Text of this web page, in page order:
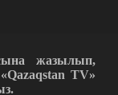
жазылып,
«Qazaqstan TV»